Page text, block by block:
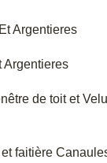
Argentieres
Argentieres
de toit et
faitière